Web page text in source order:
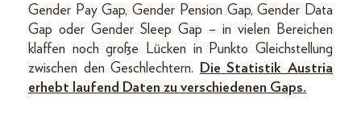
Gender Pay Gap, Gender Pension Gap, Gender Data
Gap oder Gender Sleep Gap – in vielen Bereichen
klaffen noch große Lücken in Punkto Gleichstellung
zwischen den Geschlechtern. Die Statistik Austria
erhebt laufend Daten zu verschiedenen Gaps.